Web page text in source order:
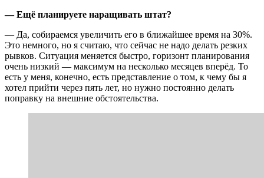
— Ещё планируете наращивать штат?
— Да, собираемся увеличить его в ближайшее время на 30%.
Это немного, но я считаю, что сейчас не надо делать резких
рывков. Ситуация меняется быстро, горизонт планирования
очень низкий — максимум на несколько месяцев вперёд. То
есть у меня, конечно, есть представление о том, к чему бы я
хотел прийти через пять лет, но нужно постоянно делать
поправку на внешние обстоятельства.